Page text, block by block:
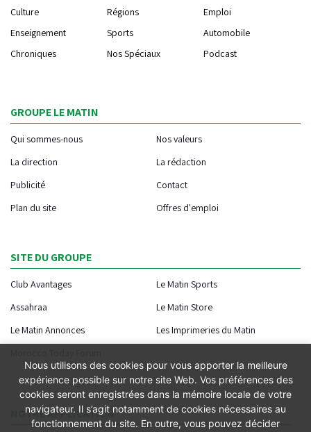
Culture
Régions
Emploi
Enseignement
Sports
Automobile
Chroniques
Nos Spéciaux Podcast
GROUPE LE MATIN
Qui sommes-nous
Nos valeurs
La direction
La rédaction
Publicité
Contact
Plan du site
Offres d'emploi
SITE DU GROUPE
Club Avantages
Le Matin Sports
Assahraa
Le Matin Store
Le Matin Annonces
Les Imprimeries du Matin
NOTRE APPLICATION
Nous utilisons des cookies pour vous apporter la meilleure
expérience possible sur notre site Web. Vos préférences des
cookies seront enregistrées dans la mémoire locale de votre
navigateur. Il s’agit notamment de cookies nécessaires au
fonctionnement du site. En outre, vous pouvez décider